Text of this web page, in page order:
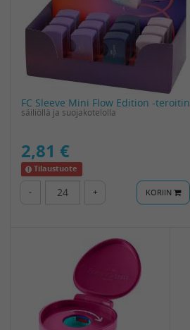
FC Sleeve Mini Flow Edition -teroitin
säiliöllä ja suojakotelolla
2,81 €
Tilaustuote
- + KORIIN